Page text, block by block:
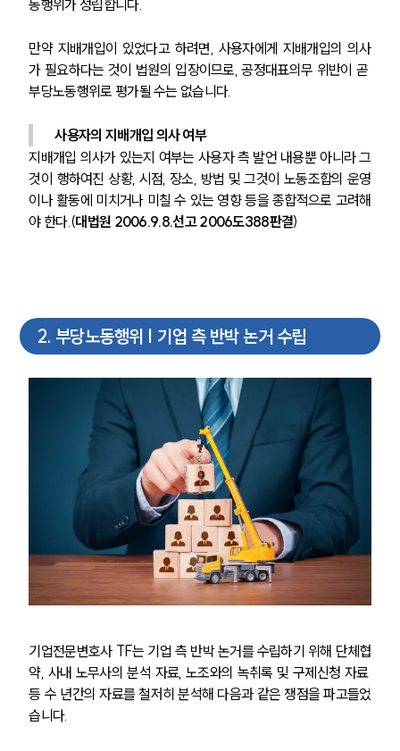
동행위가 성립합니다.
만약 지배개입이 있었다고 하려면, 사용자에게 지배개입의 의사
가 필요하다는 것이 법원의 입장이므로, 공정대표의무 위반이 곧
부당노동행위로 평가될 수는 없습니다.
사용자의 지배개입 의사 여부
지배개입 의사가 있는지 여부는 사용자 측 발언 내용뿐 아니라 그
것이 행하여진 상황, 시점, 장소, 방법 및 그것이 노동조합의 운영
이나 활동에 미치거나 미칠 수 있는 영향 등을 종합적으로 고려해
야 한다.(대법원 2006.9.8.선고 2006도388판결)
2. 부당노동행위 | 기업 측 반박 논거 수립
기업전문변호사 TF는 기업 측 반박 논거를 수립하기 위해 단체협
약, 사내 노무사의 분석 자료, 노조와의 녹취록 및 구제신청 자료
등 수 년간의 자료를 철저히 분석해 다음과 같은 쟁점을 파고들었
습니다.